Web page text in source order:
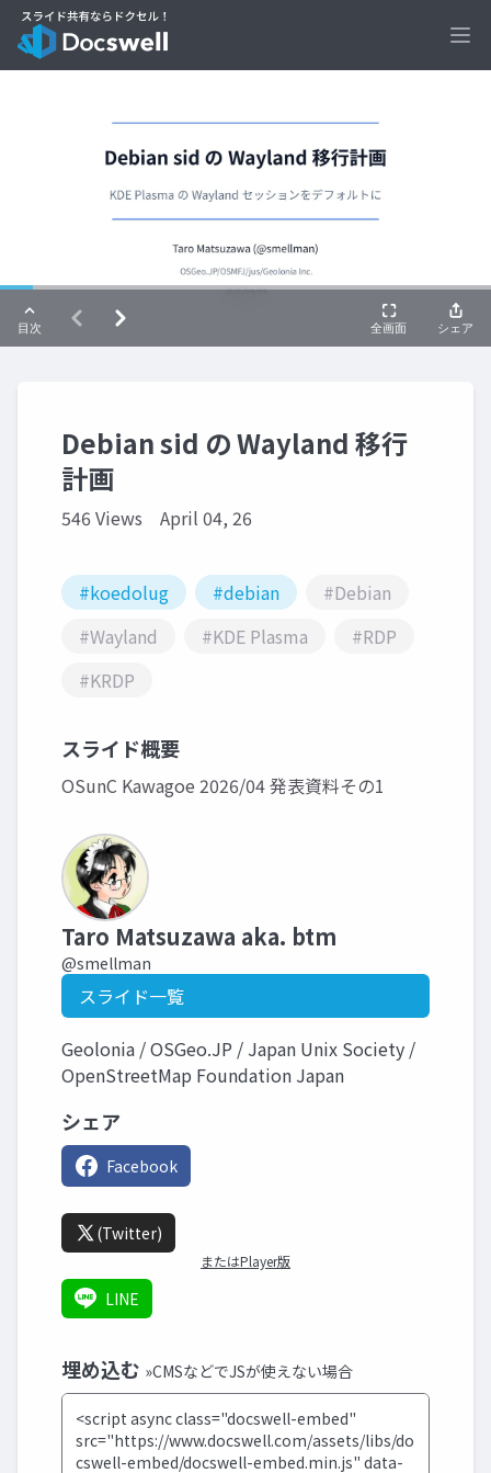
Debian sid の Wayland 移行
計画
546 Views April 04, 26
#koedolug #debian
#Debian
#Wayland
#KDE Plasma
#RDP
#KRDP
スライド概要
OSunC Kawagoe 2026/04 発表資料その1
Taro Matsuzawa aka. btm
@smellman
スライド一覧
Geolonia / OSGeo.JP / Japan Unix Society /
OpenStreetMap Foundation Japan
シェア
Facebook
(Twitter)
またはPlayer版
LINE
埋め込む »CMSなどでJSが使えない場合